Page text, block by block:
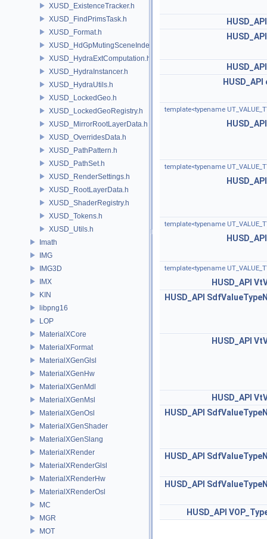
XUSD_ExistenceTracker.h
XUSD_FindPrimsTask.h
XUSD_Format.h
XUSD_HdGpMutingSceneIndex.h
XUSD_HydraExtComputation.h
XUSD_HydraInstancer.h
XUSD_HydraUtils.h
XUSD_LockedGeo.h
XUSD_LockedGeoRegistry.h
XUSD_MirrorRootLayerData.h
XUSD_OverridesData.h
XUSD_PathPattern.h
XUSD_PathSet.h
XUSD_RenderSettings.h
XUSD_RootLayerData.h
XUSD_ShaderRegistry.h
XUSD_Tokens.h
XUSD_Utils.h
Imath
IMG
IMG3D
IMX
KIN
libpng16
LOP
MaterialXCore
MaterialXFormat
MaterialXGenGlsl
MaterialXGenHw
MaterialXGenMdl
MaterialXGenMsl
MaterialXGenOsl
MaterialXGenShader
MaterialXGenSlang
MaterialXRender
MaterialXRenderGlsl
MaterialXRenderHw
MaterialXRenderOsl
MC
MGR
MOT
HUSD_API
HUSD_API
HUSD_API
HUSD_API
template<typename
HUSD_API
template<typename
HUSD_API
template<typename
HUSD_API
template<typename
HUSD_API
HUSD_API
HUSD_API
HUSD_API
HUSD_API
HUSD_API
HUSD_API
HUSD_API